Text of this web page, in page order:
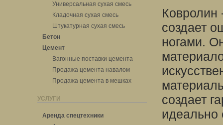
Универсальная сухая смесь
Кладочная сухая смесь
Штукатурная сухая смесь
Бетон
Цемент
Вагонные поставки цемента
Продажа цемента навалом
Продажа цемента в мешках
УСЛУГИ
Аренда спецтехники
Ковролин
создает
ногами.
создает
идеально